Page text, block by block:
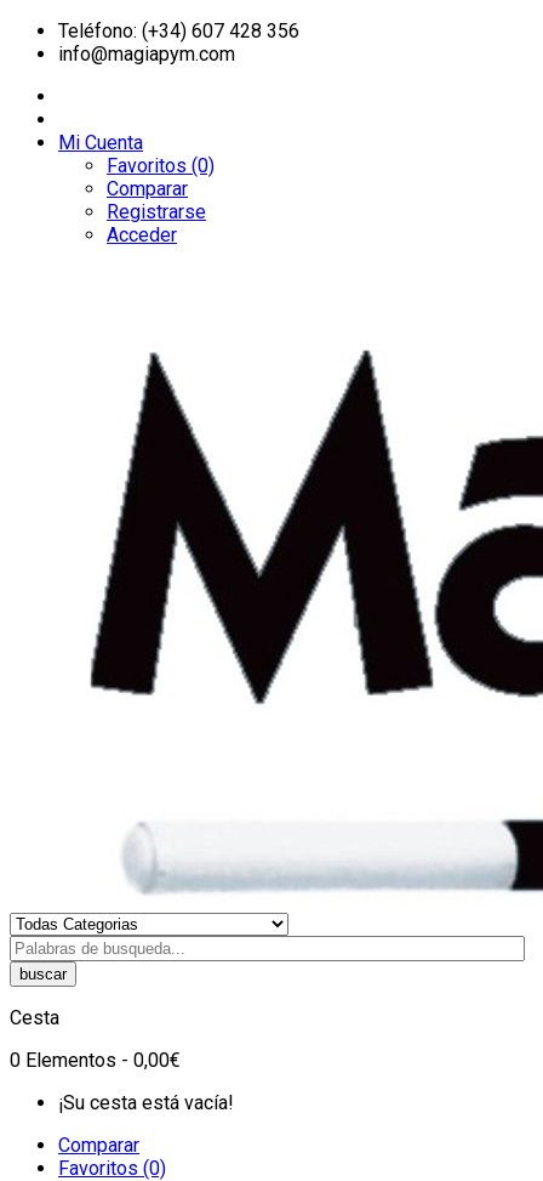
Teléfono: (+34) 607 428 356
info@magiapym.com
Mi Cuenta
Favoritos (0)
Comparar
Registrarse
Acceder
buscar
Cesta
0 Elementos - 0,00€
¡Su cesta está vacía!
Comparar
Favoritos (0)